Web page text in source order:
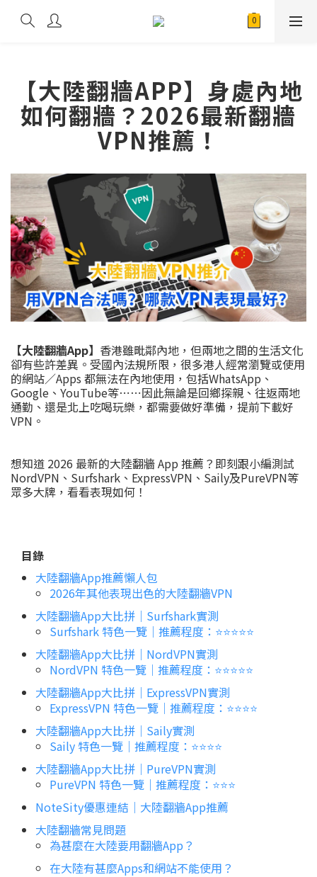
【大陸翻牆APP】身處內地
如何翻牆？2026最新翻牆
VPN推薦！
【大陸翻牆App】 香港雖毗鄰內地，但兩地之間的生活文化
卻有些許差異。受國內法規所限，很多港人經常瀏覽或使用
的網站／Apps 都無法在內地使用，包括WhatsApp、
Google、YouTube等⋯⋯因此無論是回鄉探親、往返兩地
通勤、還是北上吃喝玩樂，都需要做好準備，提前下載好
VPN。
想知道 2026 最新的大陸翻牆 App 推薦？即刻跟小編測試
NordVPN、Surfshark、ExpressVPN、Saily及PureVPN等
眾多大牌，看看表現如何！
目錄
大陸翻牆App推薦懶人包
2026年其他表現出色的大陸翻牆VPN
大陸翻牆App大比拼｜Surfshark實測
Surfshark 特色一覽｜推薦程度：⭐️⭐️⭐️⭐️⭐️
大陸翻牆App大比拼｜NordVPN實測
NordVPN 特色一覽｜推薦程度：⭐️⭐️⭐️⭐️⭐️
大陸翻牆App大比拼｜ExpressVPN實測
ExpressVPN 特色一覽｜推薦程度：⭐️⭐️⭐️⭐️
大陸翻牆App大比拼｜Saily實測
Saily 特色一覽｜推薦程度：⭐️⭐️⭐️⭐️
大陸翻牆App大比拼｜PureVPN實測
PureVPN 特色一覽｜推薦程度：⭐️⭐️⭐️
NoteSity優惠連結｜大陸翻牆App推薦
大陸翻牆常見問題
為甚麼在大陸要用翻牆App？
在大陸有甚麼Apps和網站不能使用？